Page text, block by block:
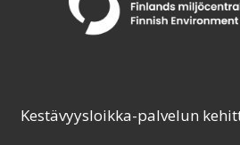
Kestävyysloikka-palvelun